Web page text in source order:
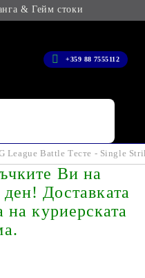
& Гейм стоки
+359 88 7555112
League Battle Тесте - Single
Ви на
Доставката
на куриерската